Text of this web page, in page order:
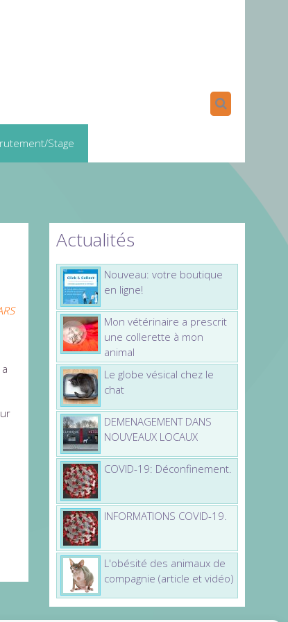
Stage
Actualités
Nouveau: votre boutique
en ligne!
Mon vétérinaire a prescrit
une collerette à mon
animal
Le globe vésical chez le
chat
DEMENAGEMENT DANS
NOUVEAUX LOCAUX
COVID-19: Déconfinement.
INFORMATIONS COVID-19.
L'obésité des animaux de
compagnie (article et vidéo)